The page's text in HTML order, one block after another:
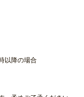
以降の場合